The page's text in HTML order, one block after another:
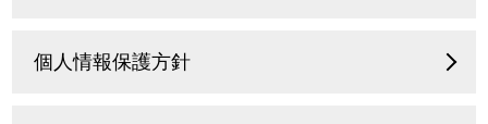
個人情報保護方針